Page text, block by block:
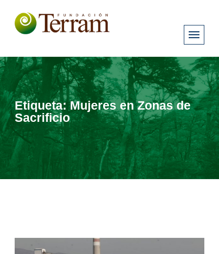
Etiqueta:Mujeres en Zonas de
Sacrificio